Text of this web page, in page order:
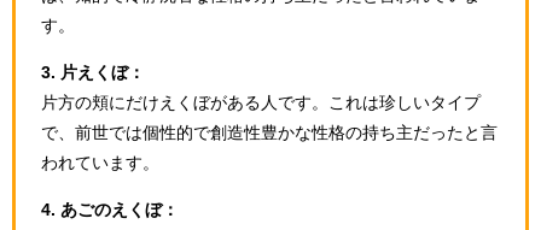
す。
3. 片えくぼ：
片方の頬にだけえくぼがある人です。これは珍しいタイプ
で、前世では個性的で創造性豊かな性格の持ち主だったと言
われています。
4. あごのえくぼ：